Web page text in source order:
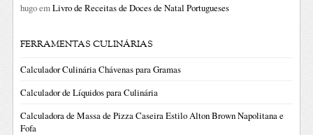
hugoemLivro de Receitas de Doces de Natal Portugueses
FERRAMENTAS CULINÁRIAS
Calculador Culinária Chávenas para Gramas
Calculador de Líquidos para Culinária
Calculadora de Massa de Pizza Caseira Estilo Alton Brown Napolitana e
Fofa